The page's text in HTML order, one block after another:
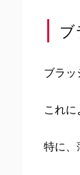
ブ
ブラッ
これ
特に、